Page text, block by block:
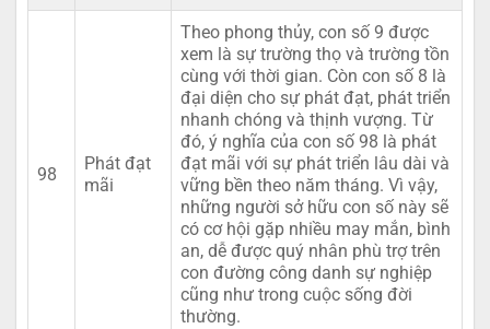
98
Phát đạt
mãi
Theo phong thủy, con số 9 được
xem là sự trường thọ và trường tồn
cùng với thời gian. Còn con số 8 là
đại diện cho sự phát đạt, phát triển
nhanh chóng và thịnh vượng. Từ
đó, ý nghĩa của con số 98 là phát
đạt mãi với sự phát triển lâu dài và
vững bền theo năm tháng. Vì vậy,
những người sở hữu con số này sẽ
có cơ hội gặp nhiều may mắn, bình
an, dễ được quý nhân phù trợ trên
con đường công danh sự nghiệp
cũng như trong cuộc sống đời
thường.